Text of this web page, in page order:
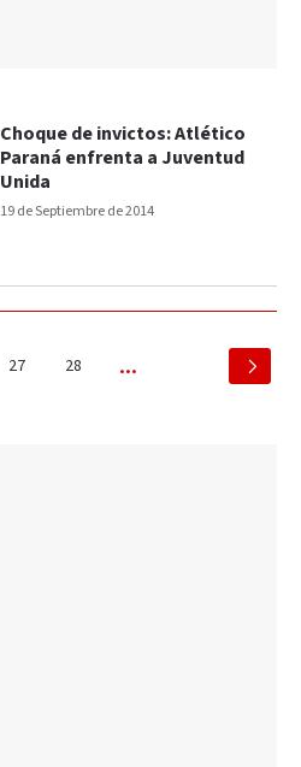
19 de Septiembre de 2014
Choque de invictos: Atlético
Paraná enfrenta a Juventud
Unida
27 28